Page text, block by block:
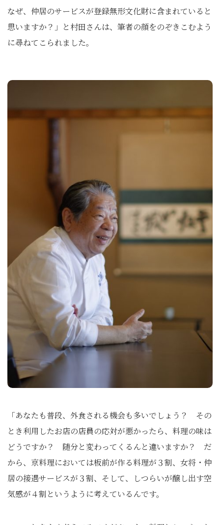
なぜ、仲居のサービスが登録無形文化財に含まれていると
思いますか？」と村田さんは、筆者の顔をのぞきこむよう
に尋ねてこられました。
「あなたも普段、外食される機会も多いでしょう？ その
とき利用したお店の店員の応対が悪かったら、料理の味は
どうですか？ 随分と変わってくるんと違いますか？ だ
から、京料理においては板前が作る料理が３割、女将・仲
居の接遇サービスが３割、そして、しつらいが醸し出す空
気感が４割というように考えているんです。